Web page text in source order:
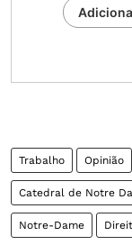
Trabalho Opinião
Catedral de Notre
Notre-Dame